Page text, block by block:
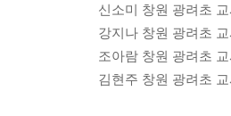
신소미 창원 광려초
강지나 창원 광려초
조아람 창원 광려초
김현주 창원 광려초